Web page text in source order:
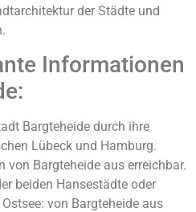
der Städte und
Informationen
Bargteheide durch ihre
Lübeck und Hamburg.
von Bargteheide aus erreichbar.
beiden Hansestädte oder
von Bargteheide aus